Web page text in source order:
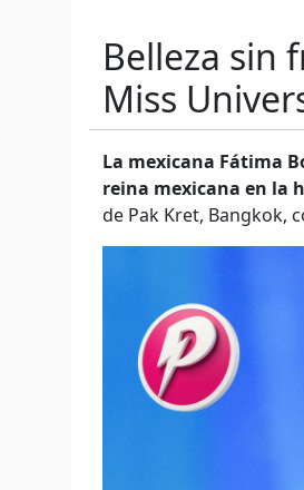
Belleza sin
Miss
La mexicana Fátima
reina mexicana en la
de Pak Kret, Bangkok,